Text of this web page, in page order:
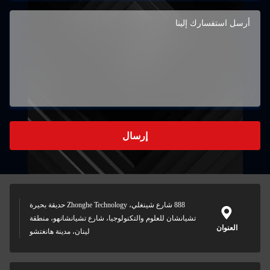
إرسال
العنوان
888 شارع شينغلي، Zhonghe Technology حديقة بحيرة
تشيانشان للعلوم والتكنولوجيا، شارع تشيانشانهو، منطقة
لينان، مدينة هانغتشو